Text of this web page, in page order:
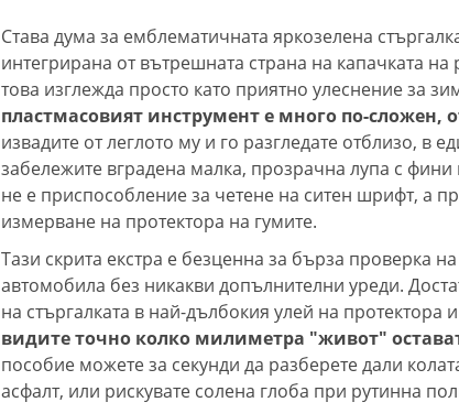
Става дума за емблематичната яркозелена
интегрирана от вътрешната страна на капачката
това изглежда просто като приятно улеснение за
пластмасовият инструмент е много по-сложен,
извадите от леглото му и го разгледате отблизо, в
забележите вградена малка, прозрачна лупа с
не е приспособление за четене на ситен шрифт, а
измерване на протектора на гумите.
Тази скрита екстра е безценна за бърза проверка
автомобила без никакви допълнителни уреди.
на стъргалката в най-дълбокия улей на протектора и
видите точно колко милиметра "живот"
пособие можете за секунди да разберете дали
асфалт, или рискувате солена глоба при рутинна